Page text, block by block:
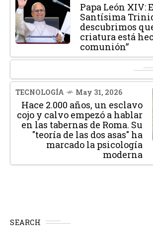
Papa León XIV:
Santísima
descubrimos
criatura está
comunión”
TECNOLOGÍA May 31, 2026
Hace 2.000 años, un esclavo
cojo y calvo empezó a hablar
en las tabernas de Roma. Su
"teoría de las dos asas" ha
marcado la psicología
moderna
SEARCH